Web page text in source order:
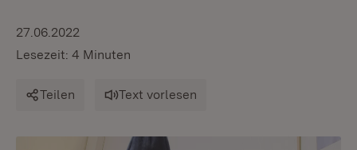
27.06.2022
Lesezeit: 4 Minuten
Teilen Text vorlesen